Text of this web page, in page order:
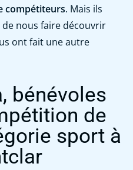
compétiteurs. Mais ils
nous faire découvrir
ont fait une autre
bénévoles
de
sport à